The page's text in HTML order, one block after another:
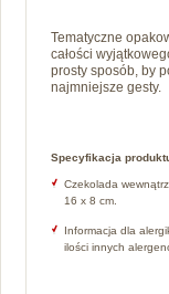
Tematyczne
całości
prosty sposób, by
najmniejsze gesty.
Specyfikacja
Czekolada
16 x 8 cm.
Informacja dla
ilości innych